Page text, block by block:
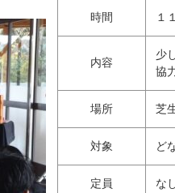
時間 １
内容
少
協
場所 芝
対象 ど
定員 な